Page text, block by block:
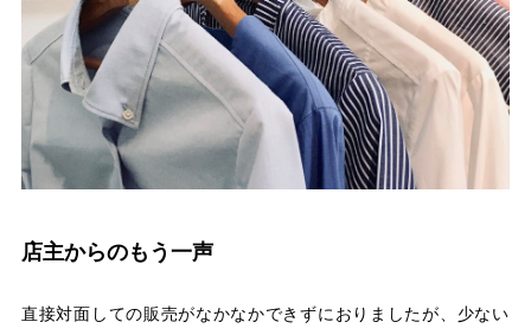
店主からのもう一声
直接対面しての販売がなかなかできずにおりましたが、少ない